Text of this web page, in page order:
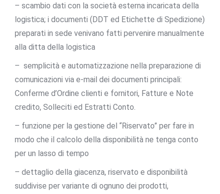
– scambio dati con la società esterna incaricata della
logistica; i documenti (DDT ed Etichette di Spedizione)
preparati in sede venivano fatti pervenire manualmente
alla ditta della logistica
– semplicità e automatizzazione nella preparazione di
comunicazioni via e-mail dei documenti principali:
Conferme d’Ordine clienti e fornitori, Fatture e Note
credito, Solleciti ed Estratti Conto.
– funzione per la gestione del “Riservato” per fare in
modo che il calcolo della disponibilità ne tenga conto
per un lasso di tempo
– dettaglio della giacenza, riservato e disponibilità
suddivise per variante di ognuno dei prodotti,